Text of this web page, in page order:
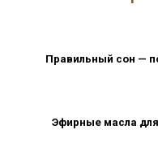
Правильный сон —
Эфирные масла